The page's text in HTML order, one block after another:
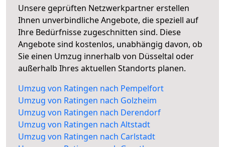
Unsere geprüften Netzwerkpartner erstellen
Ihnen unverbindliche Angebote, die speziell auf
Ihre Bedürfnisse zugeschnitten sind. Diese
Angebote sind kostenlos, unabhängig davon, ob
Sie einen Umzug innerhalb von Düsseltal oder
außerhalb Ihres aktuellen Standorts planen.
Umzug von Ratingen nach Pempelfort
Umzug von Ratingen nach Golzheim
Umzug von Ratingen nach Derendorf
Umzug von Ratingen nach Altstadt
Umzug von Ratingen nach Carlstadt